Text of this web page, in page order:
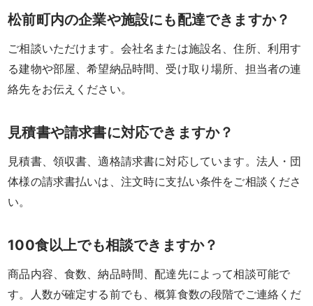
テ
ィ
ー
オ
ー
ブ
ル
松前町内の企業や施設にも配達できますか？
ご相談いただけます。会社名または施設名、住所、利用す
る建物や部屋、希望納品時間、受け取り場所、担当者の連
絡先をお伝えください。
見積書や請求書に対応できますか？
見積書、領収書、適格請求書に対応しています。法人・団
体様の請求書払いは、注文時に支払い条件をご相談くださ
い。
100食以上でも相談できますか？
商品内容、食数、納品時間、配達先によって相談可能で
す。人数が確定する前でも、概算食数の段階でご連絡くだ